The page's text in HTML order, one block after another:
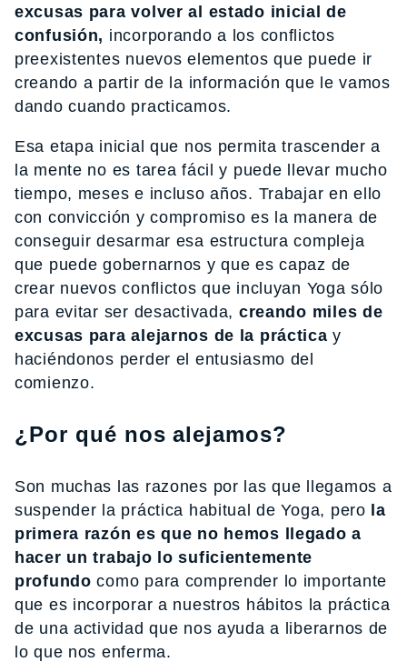
excusas para volver al estado inicial de
confusión, incorporando a los conflictos
preexistentes nuevos elementos que puede ir
creando a partir de la información que le vamos
dando cuando practicamos.
Esa etapa inicial que nos permita trascender a
la mente no es tarea fácil y puede llevar mucho
tiempo, meses e incluso años. Trabajar en ello
con convicción y compromiso es la manera de
conseguir desarmar esa estructura compleja
que puede gobernarnos y que es capaz de
crear nuevos conflictos que incluyan Yoga sólo
para evitar ser desactivada, creando miles de
excusas para alejarnos de la práctica y
haciéndonos perder el entusiasmo del
comienzo.
¿Por qué nos alejamos?
Son muchas las razones por las que llegamos a
suspender la práctica habitual de Yoga, pero la
primera razón es que no hemos llegado a
hacer un trabajo lo suficientemente
profundo como para comprender lo importante
que es incorporar a nuestros hábitos la práctica
de una actividad que nos ayuda a liberarnos de
lo que nos enferma.